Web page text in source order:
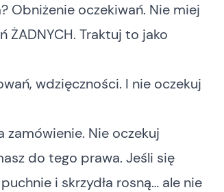
Obniżenie oczekiwań. Nie miej
Traktuj to jako
wdzięczności. I nie oczekuj
zamówienie. Nie oczekuj
do tego prawa. Jeśli się
i skrzydła rosną… ale nie